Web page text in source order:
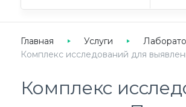
Главная Услуги
Комплекс исследований для
Комплекс